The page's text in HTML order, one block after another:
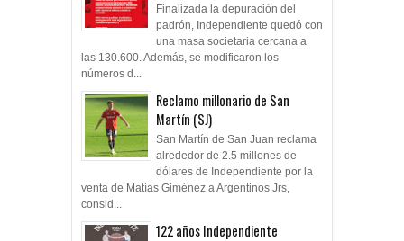
Finalizada la depuración del
padrón, Independiente quedó con
una masa societaria cercana a
las 130.600. Además, se modificaron los
números d...
Reclamo millonario de San
Martín (SJ)
San Martín de San Juan reclama
alrededor de 2.5 millones de
dólares de Independiente por la
venta de Matías Giménez a Argentinos Jrs,
consid...
122 años Independiente